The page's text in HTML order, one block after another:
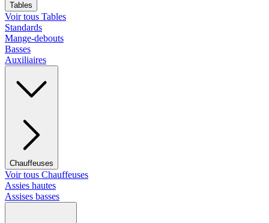
Tables
Voir tous Tables
Standards
Mange-debouts
Basses
Auxiliaires
Chauffeuses
Voir tous Chauffeuses
Assies hautes
Assises basses